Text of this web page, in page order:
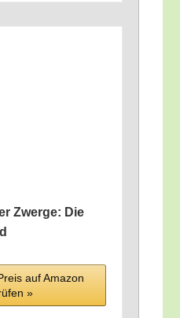
Zwer­ge: Die
auf Ama­zon
»